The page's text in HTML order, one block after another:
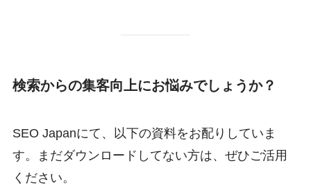
検索からの集客向上にお悩みでしょうか？
SEO Japanにて、以下の資料をお配りしていま
す。まだダウンロードしてない方は、ぜひご活用
ください。